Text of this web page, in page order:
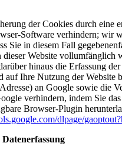
der Cookies durch eine
Software verhindern; wir
Sie in diesem Fall
Website vollumfänglich
hinaus die Erfassung
auf Ihre Nutzung der Website
an Google sowie die
verhindern, indem Sie
Browser-Plugin
dlpage/